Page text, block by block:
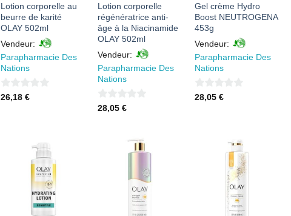
Lotion corporelle au
beurre de karité
OLAY 502ml
Vendeur:
Parapharmacie Des
Nations
0
26,18 €
Lotion corporelle
régénératrice anti-
âge à la Niacinamide
OLAY 502ml
Vendeur:
Parapharmacie Des
Nations
0
28,05 €
Gel crème Hydro
Boost NEUTROGENA
453g
Vendeur:
Parapharmacie Des
Nations
0
28,05 €
AJOUTER
À MES
FAVORIS
AJOUTER
À MES
FAVORIS
AJOUTER
À MES
FAVORIS